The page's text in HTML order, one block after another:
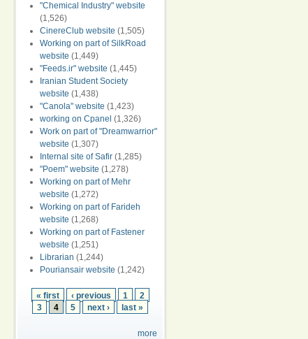
"Chemical Industry" website
(1,526)
CinereClub website (1,505)
Working on part of SilkRoad
website (1,449)
"Feeds.ir" website (1,445)
Iranian Student Society
website (1,438)
"Canola" website (1,423)
working on Cpanel (1,326)
Work on part of "Dreamwarrior"
website (1,307)
Internal site of Safir (1,285)
"Poem" website (1,278)
Working on part of Mehr
website (1,272)
Working on part of Farideh
website (1,268)
Working on part of Fastener
website (1,251)
Librarian (1,244)
Pouriansair website (1,242)
« first ‹ previous 1
2
3
4 5 next › last »
more